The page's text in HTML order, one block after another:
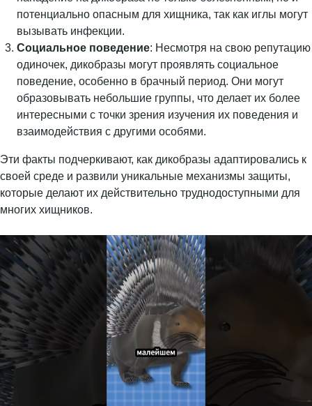
потенциально опасным для хищника, так как иглы могут
вызывать инфекции.
Социальное поведение: Несмотря на свою репутацию
одиночек, дикобразы могут проявлять социальное
поведение, особенно в брачный период. Они могут
образовывать небольшие группы, что делает их более
интересными с точки зрения изучения их поведения и
взаимодействия с другими особями.
Эти факты подчеркивают, как дикобразы адаптировались к
своей среде и развили уникальные механизмы защиты,
которые делают их действительно труднодоступными для
многих хищников.